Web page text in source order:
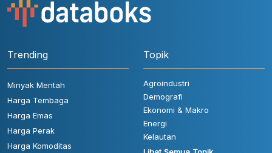
Trending
Minyak Mentah
Harga Tembaga
Harga Emas
Harga Perak
Harga Komoditas
Topik
Agroindustri
Demografi
Ekonomi & Makro
Energi
Kelautan